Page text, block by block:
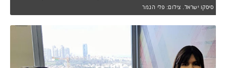
סיסקו ישראל. צילום: פלי הנמר